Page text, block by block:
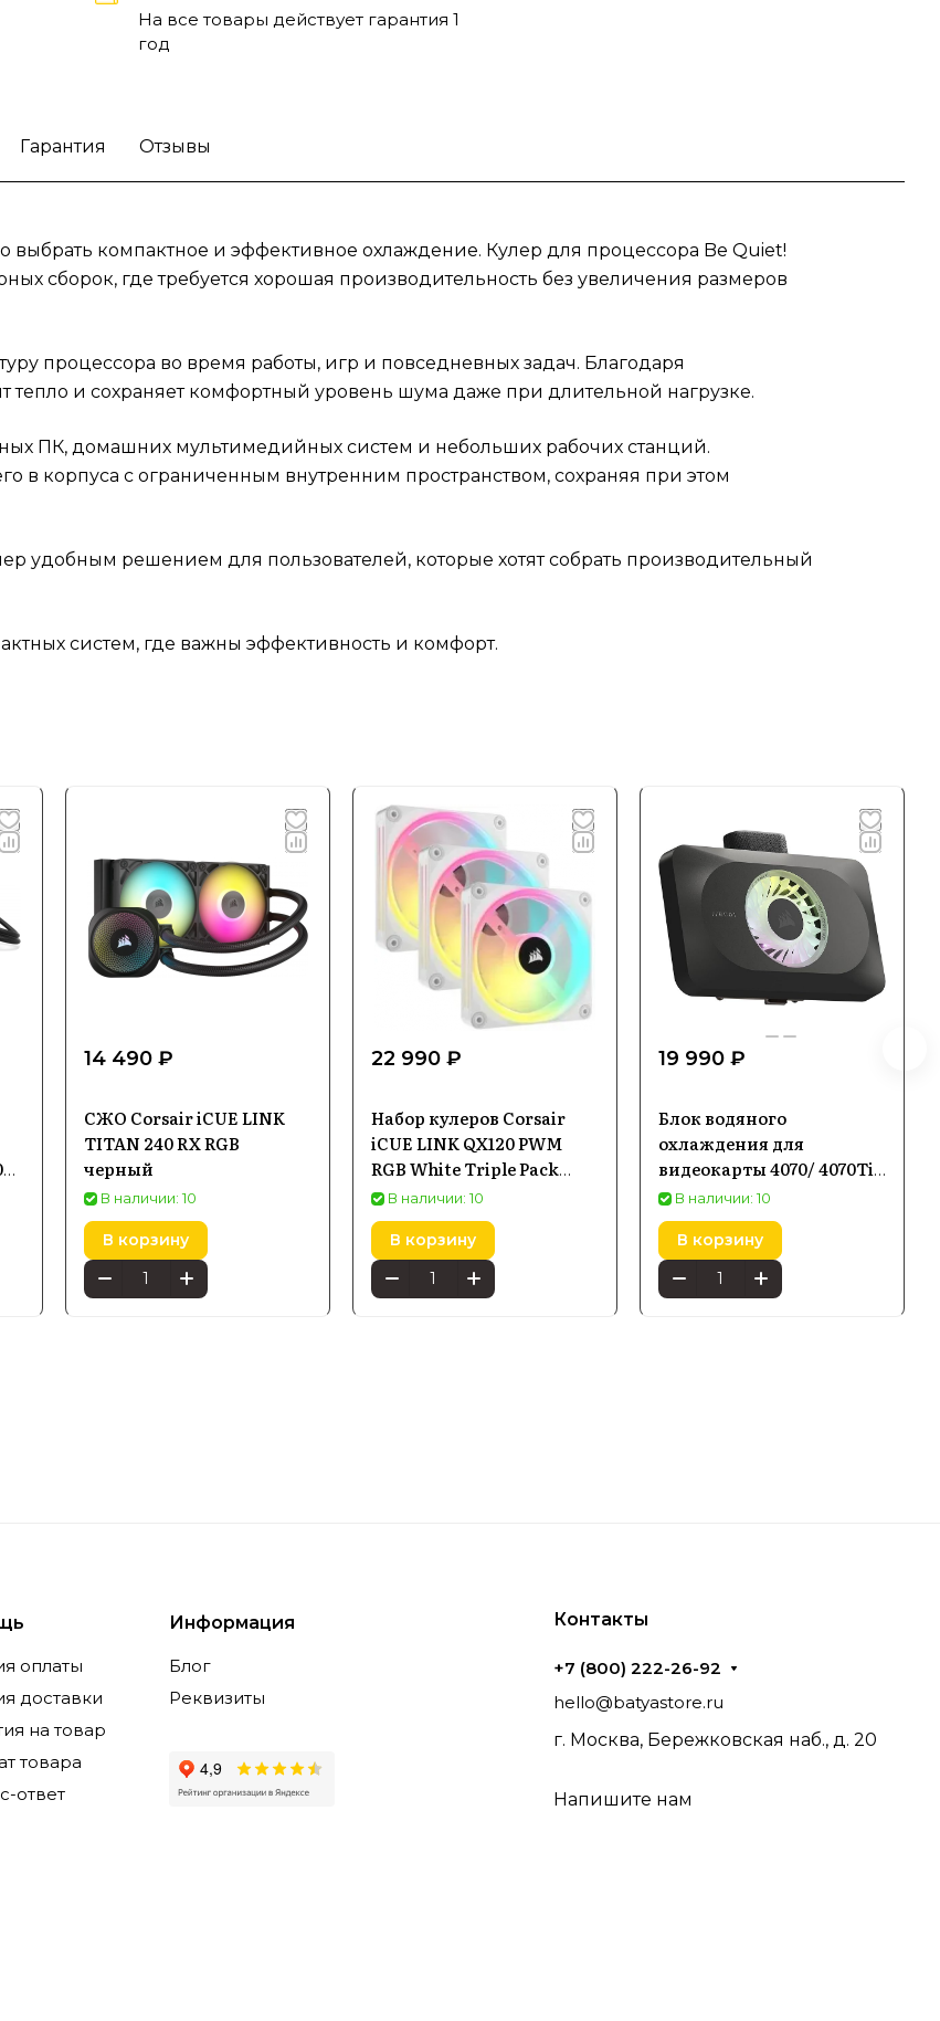
этот кулер удобным решением для
пользователей, которые хотят собрать
важны эффективность и комфорт.
На все товары действует гарантия 1
год
Гарантия Отзывы
выбрать компактное и эффективное охлаждение. Кулер для процессора Be Quiet!
сборок, где требуется хорошая производительность без увеличения размеров
процессора во время работы, игр и повседневных задач. Благодаря
и сохраняет комфортный уровень шума даже при длительной нагрузке.
ПК, домашних мультимедийных систем и небольших рабочих станций.
в корпуса с ограниченным внутренним пространством, сохраняя при этом
удобным решением для пользователей, которые хотят собрать производительный
систем, где важны эффективность и комфорт.
14 490 ₽
СЖО Corsair iCUE LINK
TITAN 240 RX RGB
черный
В наличии: 10
В корзину
22 990 ₽
Набор кулеров Corsair
iCUE LINK QX120 PWM
RGB White Triple Pack
3x120mm
В наличии: 10
В корзину
19 990 ₽
Блок водяного
охлаждения для
видеокарты 4070/ 4070Ti
Corsair Gpu Xg3 Rgb
(CX9025003WW)
В наличии: 10
В корзину
оплаты
доставки
на товар
товара
ответ
Информация
Блог
Реквизиты
Контакты
+7 (800) 222-26-92
hello@batyastore.ru
г. Москва, Бережковская наб., д. 20
Напишите нам